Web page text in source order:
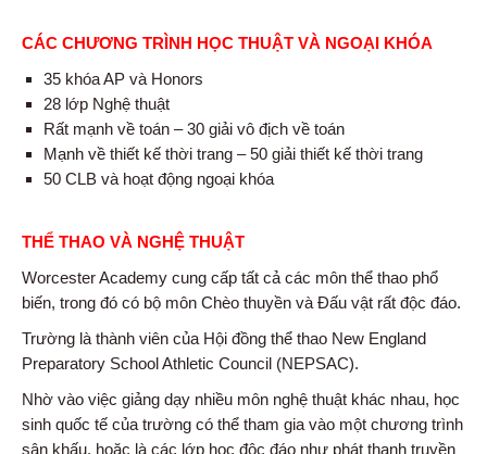
CÁC CHƯƠNG TRÌNH HỌC THUẬT VÀ NGOẠI KHÓA
35 khóa AP và Honors
28 lớp Nghệ thuật
Rất mạnh về toán – 30 giải vô địch về toán
Mạnh về thiết kế thời trang – 50 giải thiết kế thời trang
50 CLB và hoạt động ngoại khóa
THỂ THAO VÀ NGHỆ THUẬT
Worcester Academy cung cấp tất cả các môn thể thao phổ
biến, trong đó có bộ môn Chèo thuyền và Đấu vật rất độc đáo.
Trường là thành viên của Hội đồng thể thao New England
Preparatory School Athletic Council (NEPSAC).
Nhờ vào việc giảng dạy nhiều môn nghệ thuật khác nhau, học
sinh quốc tế của trường có thể tham gia vào một chương trình
sân khấu, hoặc là các lớp học độc đáo như phát thanh truyền